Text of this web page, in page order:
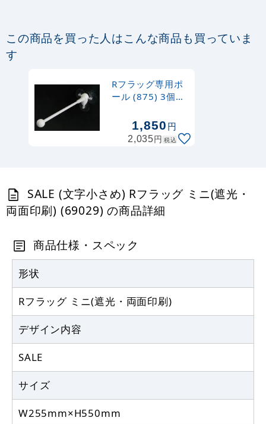
887円 税抜
この商品を買った人はこんな商品も買っていま
す
Rフラッグ専用ポ
ール (875) 3個吸
26cm白1,850円
2,035円 税込
SALE (文字小さめ) Rフラッグ ミニ(遮光・
両面印刷) (69029) の商品詳細
商品仕様・スペック
形状
Rフラッグ ミニ(遮光・両面印刷)
デザイン内容
SALE
サイズ
W255mm×H550mm